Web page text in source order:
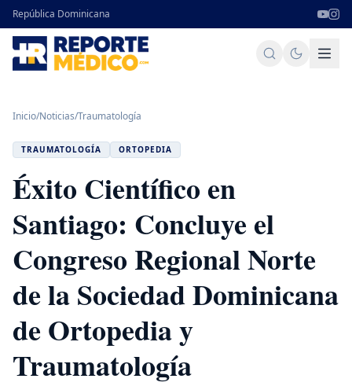
República Dominicana
Inicio/Noticias/Traumatología
TRAUMATOLOGÍA ORTOPEDIA
Éxito Científico en
Santiago: Concluye el
Congreso Regional Norte
de la Sociedad Dominicana
de Ortopedia y
Traumatología